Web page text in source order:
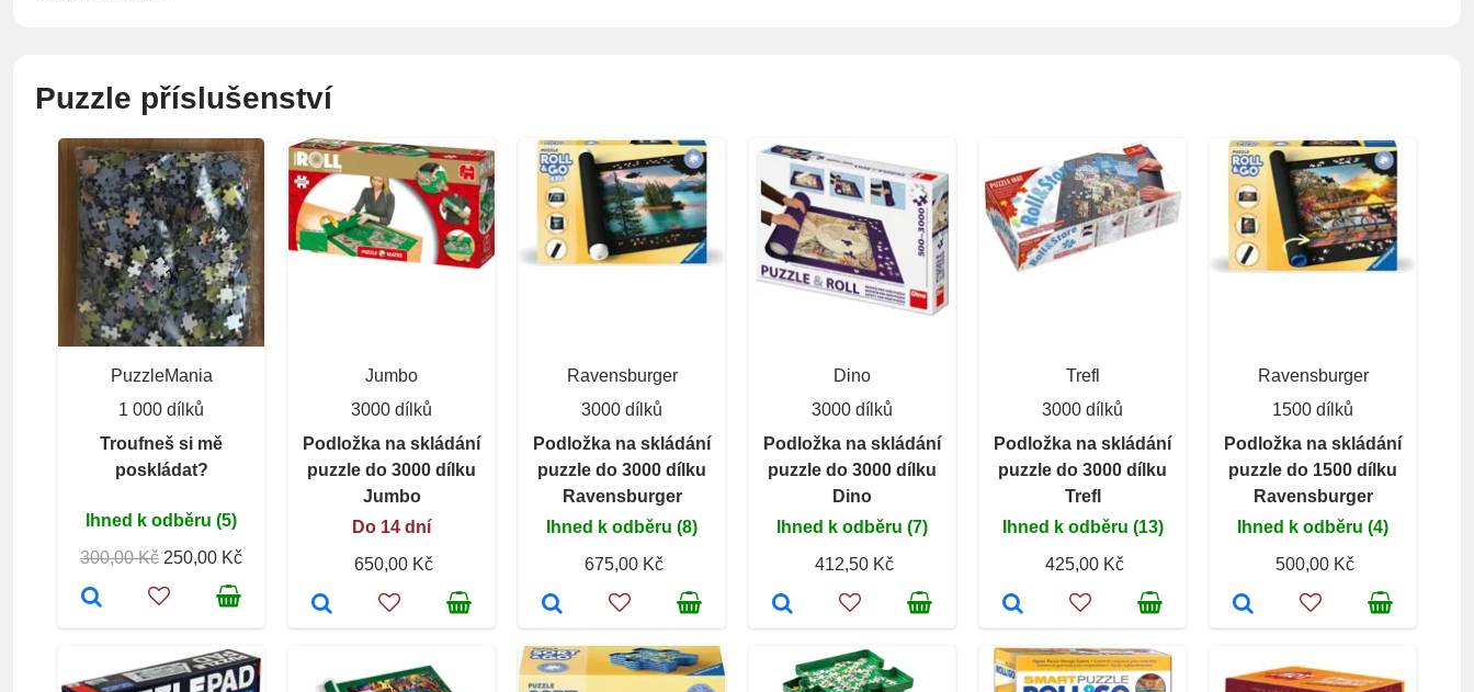
Puzzle příslušenství
PuzzleMania
1 000 dílků
Troufneš si mě
poskládat?
Ihned k odběru (5)
300,00 Kč 250,00 Kč
Jumbo
3000 dílků
Podložka na skládání
puzzle do 3000 dílku
Jumbo
Do 14 dní
650,00 Kč
Ravensburger
3000 dílků
Podložka na skládání
puzzle do 3000 dílku
Ravensburger
Ihned k odběru (8)
675,00 Kč
Dino
3000 dílků
Podložka na skládání
puzzle do 3000 dílku
Dino
Ihned k odběru (7)
412,50 Kč
Trefl
3000 dílků
Podložka na skládání
puzzle do 3000 dílku
Trefl
Ihned k odběru (13)
425,00 Kč
Ravensburger
1500 dílků
Podložka na skládání
puzzle do 1500 dílku
Ravensburger
Ihned k odběru (4)
500,00 Kč